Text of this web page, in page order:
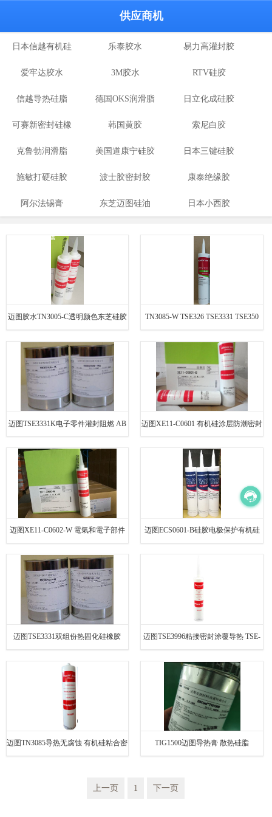
供应商机
日本信越有机硅
胶
乐泰胶水 易力高灌封胶
爱牢达胶水 3M胶水 RTV硅胶
信越导热硅脂 德国OKS润滑脂 日立化成硅胶
可赛新密封硅橡
胶
韩国黄胶 索尼白胶
克鲁勃润滑脂 美国道康宁硅胶 日本三键硅胶
施敏打硬硅胶 波士胶密封胶 康泰绝缘胶
阿尔法锡膏 东芝迈图硅油 日本小西胶
迈图胶水TN3005-C透明颜色东芝硅胶 TN3085-W TSE326 TSE3331 TSE350
迈图TSE3331K电子零件灌封阻燃 AB 迈图XE11-C0601 有机硅涂层防潮密封
迈图XE11-C0602-W 電氣和電子部件
塗層防潮胶水 迈图硅胶
迈图ECS0601-B硅胶电极保护有机硅
迈图TSE3331双组份热固化硅橡胶 迈图TSE3996粘接密封涂覆导热 TSE-
迈图TN3085导热无腐蚀 有机硅粘合密 TIG1500迈图导热膏 散热硅脂
上一页 1 下一页